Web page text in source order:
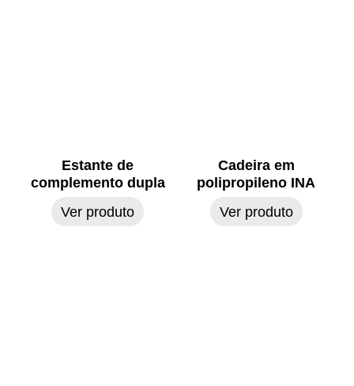
Estante de
complemento dupla
Ver produto
Cadeira em
polipropileno INA
Ver produto